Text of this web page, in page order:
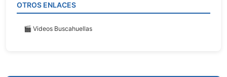
OTROS ENLACES
🎬 Videos Buscahuellas